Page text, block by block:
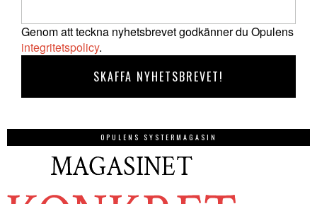
Genom att teckna nyhetsbrevet godkänner du Opulens
integritetspolicy.
OPULENS SYSTERMAGASIN